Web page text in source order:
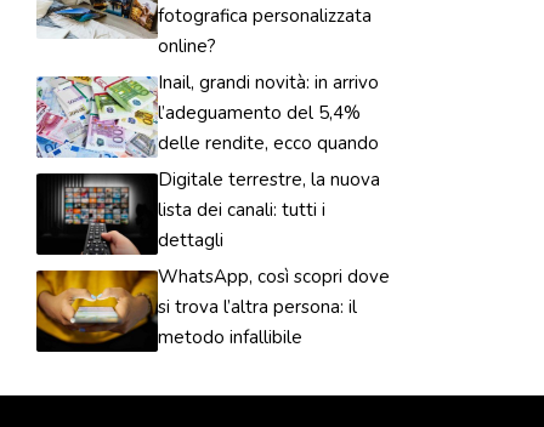
fotografica personalizzata
online?
Inail, grandi novità: in arrivo
l’adeguamento del 5,4%
delle rendite, ecco quando
Digitale terrestre, la nuova
lista dei canali: tutti i
dettagli
WhatsApp, così scopri dove
si trova l’altra persona: il
metodo infallibile